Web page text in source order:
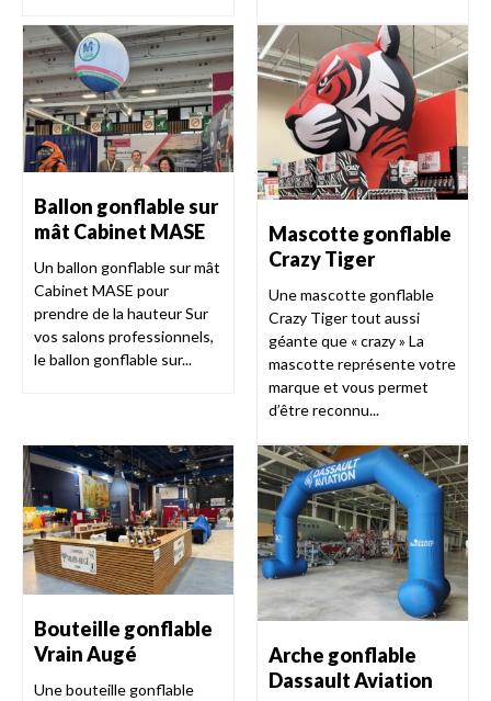
Ballon gonflable sur
mât Cabinet MASE
Un ballon gonflable sur mât
Cabinet MASE pour
prendre de la hauteur Sur
vos salons professionnels,
le ballon gonflable sur...
Mascotte gonflable
Crazy Tiger
Une mascotte gonflable
Crazy Tiger tout aussi
géante que « crazy » La
mascotte représente votre
marque et vous permet
d’être reconnu...
Bouteille gonflable
Vrain Augé
Une bouteille gonflable
Arche gonflable
Dassault Aviation